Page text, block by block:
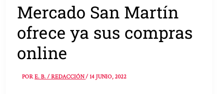
Mercado San Martín
ofrece ya sus compras
online
PORE. B. / REDACCIÓN/14 JUNIO, 2022